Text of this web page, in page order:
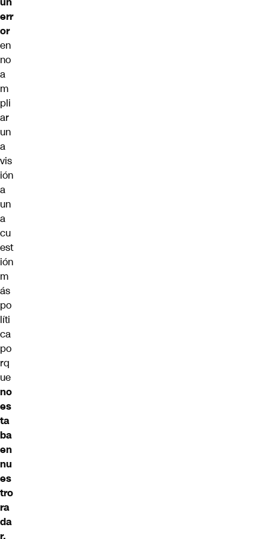
err
or
en
no
a
m
pli
ar
un
a
vis
ión
a
un
a
cu
est
ión
m
ás
po
líti
ca
po
rq
ue
no
es
ta
ba
en
nu
es
tro
ra
da
r,